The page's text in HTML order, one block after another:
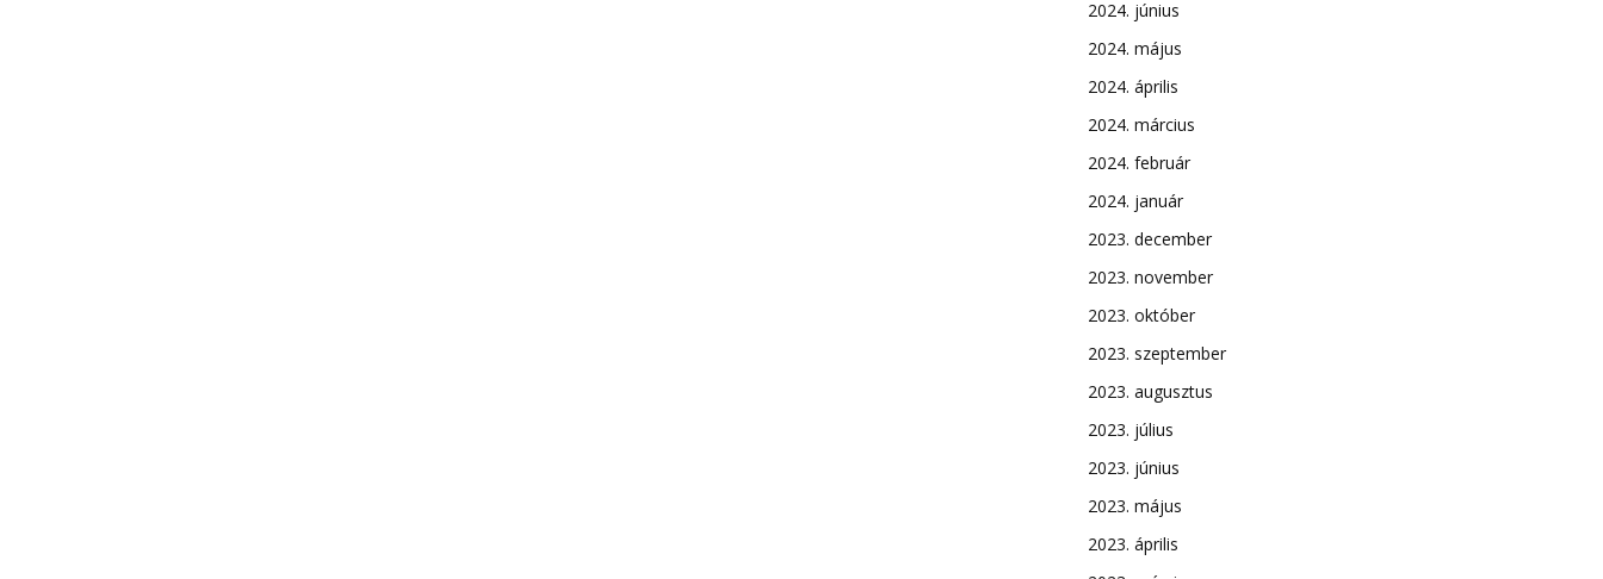
2024. június
2024. május
2024. április
2024. március
2024. február
2024. január
2023. december
2023. november
2023. október
2023. szeptember
2023. augusztus
2023. július
2023. június
2023. május
2023. április